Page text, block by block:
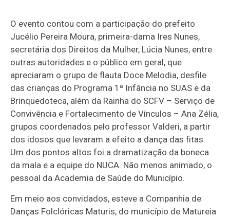
O evento contou com a participação do prefeito
Jucélio Pereira Moura, primeira-dama Ires Nunes,
secretária dos Direitos da Mulher, Lúcia Nunes, entre
outras autoridades e o público em geral, que
apreciaram o grupo de flauta Doce Melodia, desfile
das crianças do Programa 1ª Infância no SUAS e da
Brinquedoteca, além da Rainha do SCFV – Serviço de
Convivência e Fortalecimento de Vínculos – Ana Zélia,
grupos coordenados pelo professor Valderi, a partir
dos idosos que levaram a efeito a dança das fitas.
Um dos pontos altos foi a dramatização da boneca
da mala e a equipe do NUCA. Não menos animado, o
pessoal da Academia de Saúde do Município.
Em meio aos convidados, esteve a Companhia de
Danças Folclóricas Maturis, do município de Matureia